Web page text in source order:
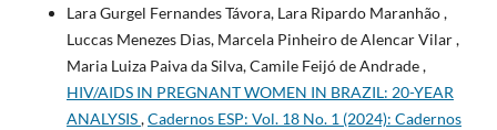
Lara Gurgel Fernandes Távora, Lara Ripardo Maranhão ,
Luccas Menezes Dias, Marcela Pinheiro de Alencar Vilar ,
Maria Luiza Paiva da Silva, Camile Feijó de Andrade ,
HIV/AIDS IN PREGNANT WOMEN IN BRAZIL: 20-YEAR
ANALYSIS,Cadernos ESP: Vol. 18 No. 1 (2024): Cadernos